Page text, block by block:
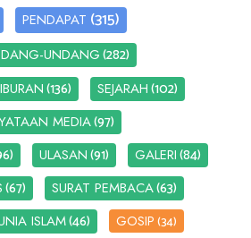
PENDAPAT (315)
UNDANG(282)
(136) SEJARAH(102)
MEDIA(97)
ULASAN(91) GALERI(84)
(67) SURAT PEMBACA(63)
ISLAM(46) GOSIP(34)